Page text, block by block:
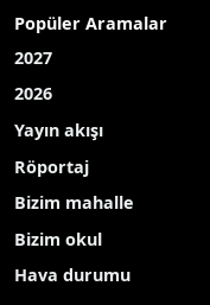
Popüler Aramalar
2027
2026
Yayın akışı
Röportaj
Bizim mahalle
Bizim okul
Hava durumu